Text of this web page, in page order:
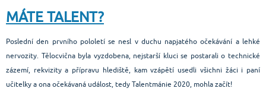
MÁTE TALENT?
Poslední den prvního pololetí se nesl v duchu napjatého očekávání a lehké
nervozity. Tělocvična byla vyzdobena, nejstarší kluci se postarali o technické
zázemí, rekvizity a přípravu hlediště, kam vzápětí usedli všichni žáci i paní
učitelky a ona očekávaná událost, tedy Talentmánie 2020, mohla začít!